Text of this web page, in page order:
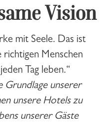
Vision
mit Seele. Das ist
Menschen
Tag leben.“
Grundlage unserer
unsere Hotels zu
unserer Gäste